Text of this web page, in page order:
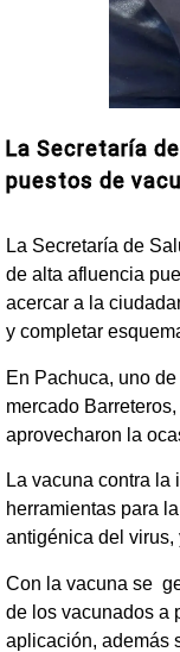
La Secretaría
puestos de
La Secretaría de
de alta afluencia
acercar a la
y completar
En Pachuca, uno
mercado
aprovecharon la
La vacuna contra la
herramientas para
antigénica del virus,
Con la vacuna se
de los vacunados a
aplicación, además